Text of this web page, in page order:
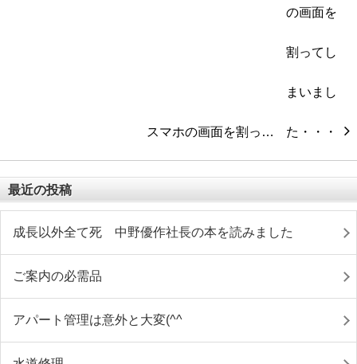
スマホの画面を割っ…
最近の投稿
成長以外全て死 中野優作社長の本を読みました
ご案内の必需品
アパート管理は意外と大変(^^ゞ